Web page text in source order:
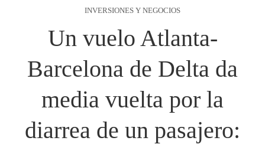
INVERSIONES Y NEGOCIOS
Un vuelo Atlanta-
Barcelona de Delta da
media vuelta por la
diarrea de un pasajero: